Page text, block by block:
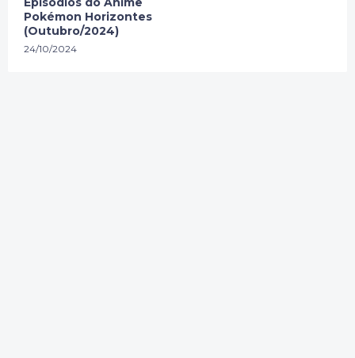
Pokémon Horizontes
(Outubro/2024)
24/10/2024